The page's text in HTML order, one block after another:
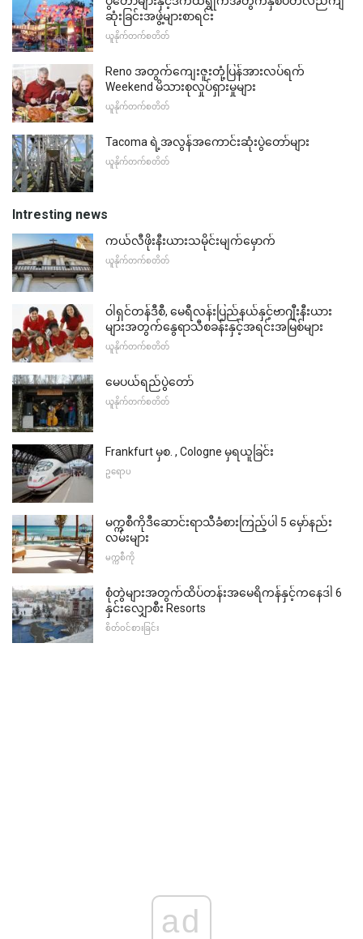
ဆုံးခြင်းအဖွဲ့များစာရင်း
ယူနိုက်တက်စတိတ်
Reno အတွက်ကျေးဇူးတုံ့ပြန်အားလပ်ရက်
Weekend မိသားစုလှုပ်ရှားမှုများ
ယူနိုက်တက်စတိတ်
Tacoma ရဲ့အလွန်အကောင်းဆုံးပွဲတော်များ
ယူနိုက်တက်စတိတ်
Intresting news
ကယ်လီဖိုးနီးယားသမိုင်းမျက်မှောက်
ယူနိုက်တက်စတိတ်
ဝါရှင်တန်ဒီစီ, မေရီလန်းပြည်နယ်နှင့်ဗာဂျီးနီးယား
များအတွက်နွေရာသီစခန်းနှင့်အရင်းအမြစ်များ
ယူနိုက်တက်စတိတ်
မေပယ်ရည်ပွဲတော်
ယူနိုက်တက်စတိတ်
Frankfurt မှစ. , Cologne မှရယူခြင်း
ဥရောပ
မက္ကစီကိုဒီဆောင်းရာသီခံစားကြည့်ပါ 5 မှော်နည်း
လမ်းများ
မက္ကစီကို
စုံတွဲများအတွက်ထိပ်တန်းအမေရိကန်နှင့်ကနေဒါ 6
နှင်းလျှောစီး Resorts
စိတ်ဝင်စားခြင်း
ad